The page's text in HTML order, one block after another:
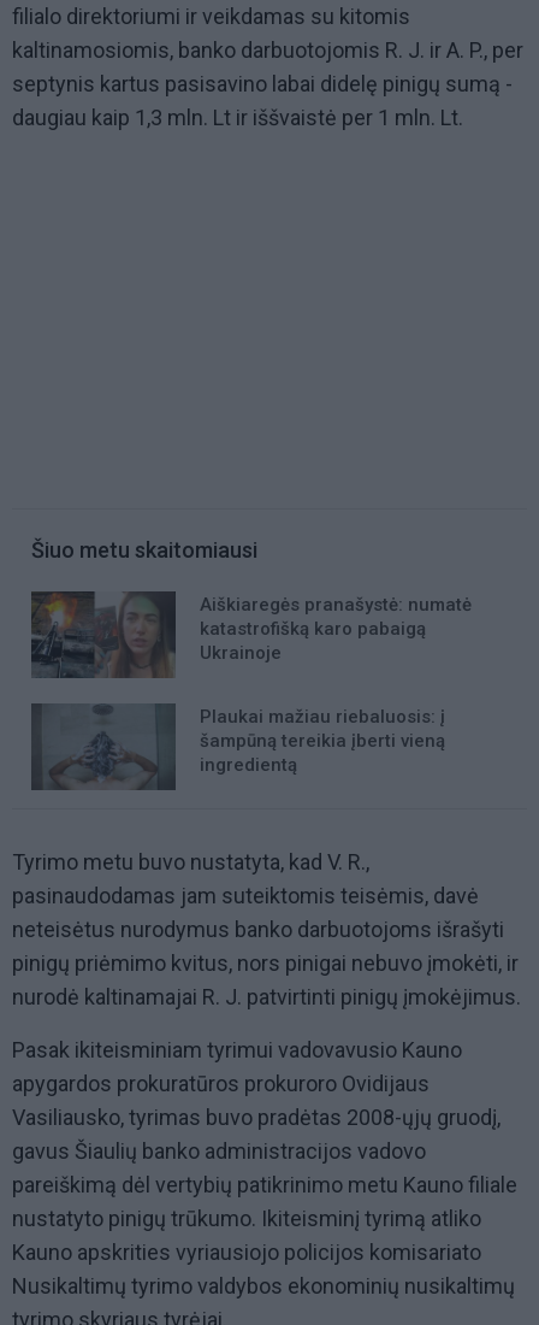
filialo direktoriumi ir veikdamas su kitomis
kaltinamosiomis, banko darbuotojomis R. J. ir A. P., per
septynis kartus pasisavino labai didelę pinigų sumą -
daugiau kaip 1,3 mln. Lt ir iššvaistė per 1 mln. Lt.
Šiuo metu skaitomiausi
Aiškiaregės pranašystė: numatė
katastrofišką karo pabaigą
Ukrainoje
Plaukai mažiau riebaluosis: į
šampūną tereikia įberti vieną
ingredientą
Tyrimo metu buvo nustatyta, kad V. R.,
pasinaudodamas jam suteiktomis teisėmis, davė
neteisėtus nurodymus banko darbuotojoms išrašyti
pinigų priėmimo kvitus, nors pinigai nebuvo įmokėti, ir
nurodė kaltinamajai R. J. patvirtinti pinigų įmokėjimus.
Pasak ikiteisminiam tyrimui vadovavusio Kauno
apygardos prokuratūros prokuroro Ovidijaus
Vasiliausko, tyrimas buvo pradėtas 2008-ųjų gruodį,
gavus Šiaulių banko administracijos vadovo
pareiškimą dėl vertybių patikrinimo metu Kauno filiale
nustatyto pinigų trūkumo. Ikiteisminį tyrimą atliko
Kauno apskrities vyriausiojo policijos komisariato
Nusikaltimų tyrimo valdybos ekonominių nusikaltimų